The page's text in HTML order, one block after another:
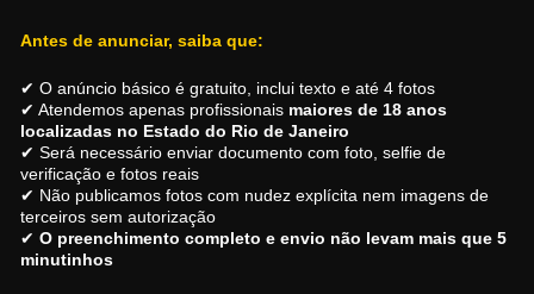
Antes de anunciar, saiba que:
✔ O anúncio básico é gratuito, inclui texto e até 4 fotos
✔ Atendemos apenas profissionais maiores de 18 anos
localizadas no Estado do Rio de Janeiro
✔ Será necessário enviar documento com foto, selfie de
verificação e fotos reais
✔ Não publicamos fotos com nudez explícita nem imagens de
terceiros sem autorização
✔ O preenchimento completo e envio não levam mais que 5
minutinhos